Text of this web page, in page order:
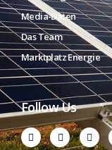
Media-Daten
Das Team
Marktplatz Energie
Follow Us